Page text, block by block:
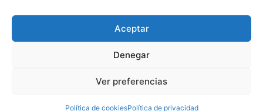
Aceptar
Denegar
Ver preferencias
Política de cookiesPolítica de privacidad
Politica de privacidad